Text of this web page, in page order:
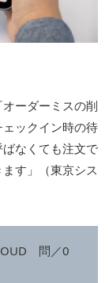
ーダーミスの削
ックイン時の待
なくても注文で
す」（東京シス
問／0